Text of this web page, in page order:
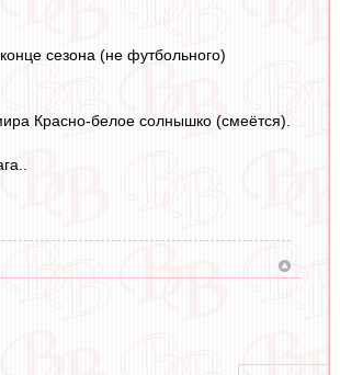
сезона (не футбольного)
Красно-белое солнышко (смеётся).